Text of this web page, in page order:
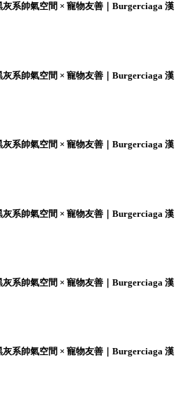
灰系帥氣空間 × 寵物友善｜Burgerciaga 漢
灰系帥氣空間 × 寵物友善｜Burgerciaga 漢
灰系帥氣空間 × 寵物友善｜Burgerciaga 漢
灰系帥氣空間 × 寵物友善｜Burgerciaga 漢
灰系帥氣空間 × 寵物友善｜Burgerciaga 漢
灰系帥氣空間 × 寵物友善｜Burgerciaga 漢